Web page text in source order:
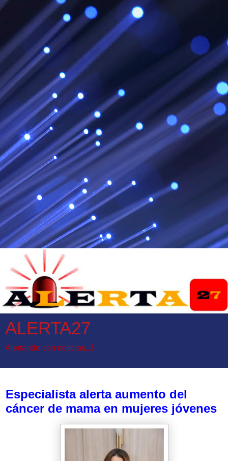
ALERTA27
Alertando con noticias...!
Especialista alerta aumento del
cáncer de mama en mujeres jóvenes